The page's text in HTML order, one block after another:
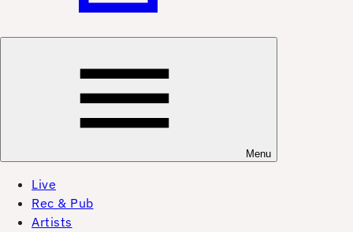
Menu
Live
Rec & Pub
Artists